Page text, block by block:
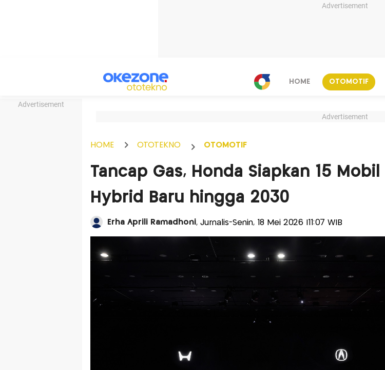
Advertisement
Advertisement
HOME OTOMOTIF
Advertisement
HOME OTOTEKNO OTOMOTIF
Tancap Gas, Honda Siapkan 15 Mobil
Hybrid Baru hingga 2030
Erha Aprili Ramadhoni, Jurnalis-Senin, 18 Mei 2026 |11:07 WIB